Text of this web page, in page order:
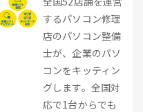
するパソコン修理
店のパソコン整備
士が、企業のパソ
コンをキッティン
グします。全国対
応で1台からでも